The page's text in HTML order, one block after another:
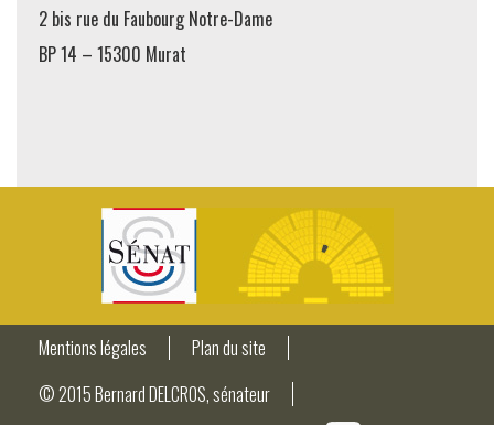
2 bis rue du Faubourg Notre-Dame
BP 14 – 15300 Murat
Mentions légales
Plan du site
© 2015 Bernard DELCROS, sénateur